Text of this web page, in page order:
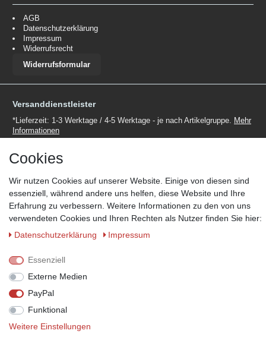
AGB
Datenschutzerklärung
Impressum
Widerrufsrecht
Widerrufsformular
Versanddienstleister
*Lieferzeit: 1-3 Werktage / 4-5 Werktage - je nach Artikelgruppe. Mehr
Informationen
Zahlungsmöglichkeiten
Wir behalten uns das Recht vor im Einzelfall bestimmte
Zahlungsarten auszuschließen.Mehr Informationen
© Copyright 2026 Marabella´s | Alle Rechte vorbehalten. | Grundpreise
Cookies
Wir nutzen Cookies auf unserer Website. Einige von diesen sind
essenziell, während andere uns helfen, diese Website und Ihre
Erfahrung zu verbessern. Weitere Informationen zu den von uns
verwendeten Cookies und Ihren Rechten als Nutzer finden Sie hier:
Daten­schutz­erklärung
Impressum
Essenziell
Externe Medien
PayPal
Funktional
Weitere Einstellungen